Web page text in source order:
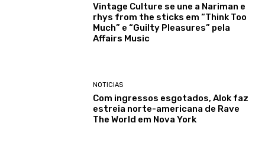
Vintage Culture se une a Nariman e
rhys from the sticks em “Think Too
Much” e “Guilty Pleasures” pela
Affairs Music
NOTICIAS
Com ingressos esgotados, Alok faz
estreia norte-americana de Rave
The World em Nova York